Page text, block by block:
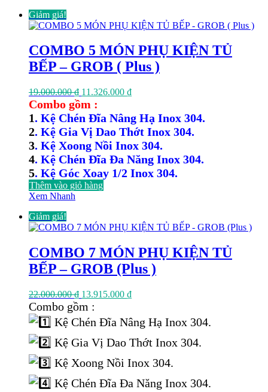
Giảm giá!
COMBO 5 MÓN PHỤ KIỆN TỦ
BẾP – GROB ( Plus )
19.000.000₫ Giá
gốc
là:
19.000.000 ₫.
11.326.000 ₫Giá
tại
là:
11.326.000 ₫.
Combo gồm :
1. Kệ Chén Đĩa Nâng Hạ Inox 304.
2. Kệ Gia Vị Dao Thớt Inox 304.
3. Kệ Xoong Nồi Inox 304.
4. Kệ Chén Đĩa Đa Năng Inox 304.
5. Kệ Góc Xoay 1/2 Inox 304.
Thêm vào giỏ hàng
Xem Nhanh
Giảm giá!
COMBO 7 MÓN PHỤ KIỆN TỦ
BẾP – GROB (Plus )
22.000.000₫ Giá
gốc
22.000.000 ₫.
13.915.000 ₫Giá
là:
13.915.000 ₫.
Combo gồm :
Kệ Chén Đĩa Nâng Hạ Inox 304.
Kệ Gia Vị Dao Thớt Inox 304.
Kệ Xoong Nồi Inox 304.
Kệ Chén Đĩa Đa Năng Inox 304.